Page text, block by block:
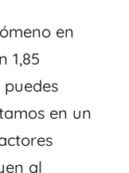
en
1,85
puedes
en un
al